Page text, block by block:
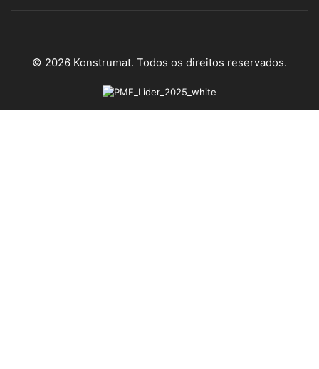
© 2026 Konstrumat. Todos os direitos reservados.